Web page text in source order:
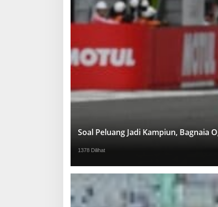
Soal Peluang Jadi Kampiun, Bagnaia
1378 Dilihat